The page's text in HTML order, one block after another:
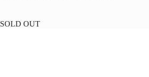
SOLD OUT